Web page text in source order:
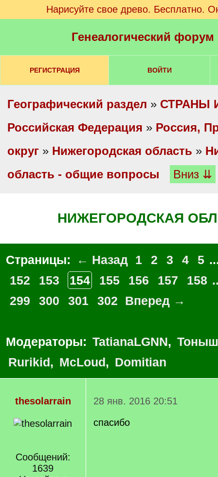
Нарисуйте свое древо. Бесплатно.
Генеалогический
РЕГИСТРАЦИЯ ВОЙТИ
Географический раздел » СТРАНЫ
Российская Федерация » Россия,
округ » Нижегородская область »
область - общие вопросы
Вниз ⇊
НИЖЕГОРОДСКАЯ
Страницы: ← Назад 1 2 3 4 5
152
153 154 155 156 157 158
299
300 301 302 Вперед →
Модераторы: TatianaLGNN,
Rurikid, McLoud, Domitian
thesolarrain
Сообщений:
1639
28 янв. 2016 20:51
спасибо